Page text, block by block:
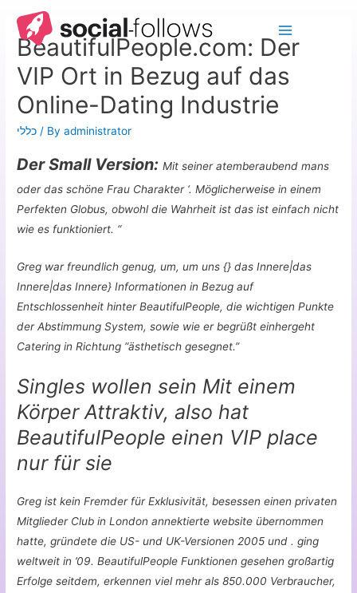
BeautifulPeople.com: Der
VIP Ort in Bezug auf das
Online-Dating Industrie
כללי / Byadministrator
Der Small Version:Mit seiner atemberaubend mans
oder das schöne Frau Charakter ‘. Möglicherweise in einem
Perfekten Globus, obwohl die Wahrheit ist das ist einfach nicht
wie es funktioniert. “
Greg war freundlich genug, um, um uns {} das Innere|das
Innere|das Innere} Informationen in Bezug auf
Entschlossenheit hinter BeautifulPeople, die wichtigen Punkte
der Abstimmung System, sowie wie er begrüßt einhergeht
Catering in Richtung “ästhetisch gesegnet.”
Singles wollen sein Mit einem
Körper Attraktiv, also hat
BeautifulPeople einen VIP place
nur für sie
Greg ist kein Fremder für Exklusivität, besessen einen privaten
Mitglieder Club in London annektierte website übernommen
hatte, gründete die US- und UK-Versionen 2005 und . ging
weltweit in ’09. BeautifulPeople Funktionen gesehen großartig
Erfolge seitdem, erkennen viel mehr als 850.000 Verbraucher,